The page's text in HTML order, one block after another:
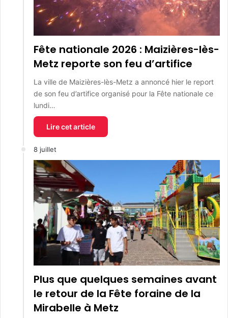
Fête nationale 2026 : Maizières-lès-
Metz reporte son feu d’artifice
La ville de Maizières-lès-Metz a annoncé hier le report
de son feu d’artifice organisé pour la Fête nationale ce
lundi…
Lire cet article
8 juillet
Plus que quelques semaines avant
le retour de la Fête foraine de la
Mirabelle à Metz